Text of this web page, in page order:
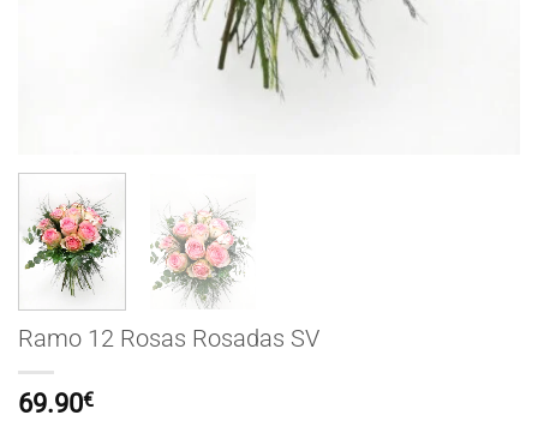
Ramo 12 Rosas Rosadas SV
69.90€